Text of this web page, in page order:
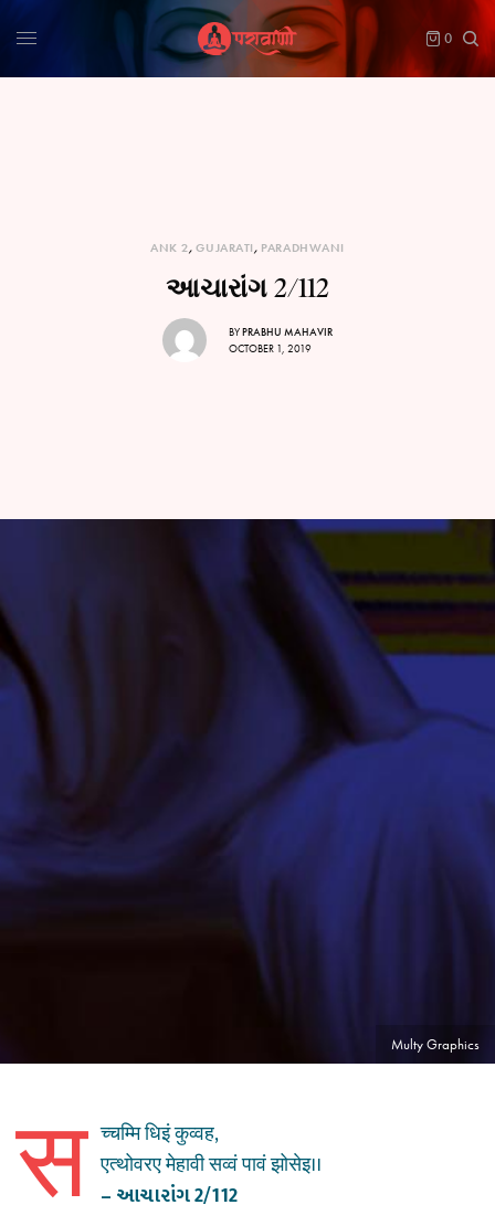
0
ANK 2, GUJARATI, PARADHWANI
આચારાંગ 2/112
BYPRABHU MAHAVIR
OCTOBER 1, 2019
Multy Graphics
स च्चम्मि धिइं कुव्वह,
एत्थोवरए मेहावी सव्वं पावं झोसेइ।।
– આચારાંગ 2/112